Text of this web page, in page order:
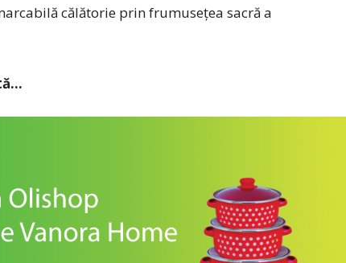
călătorie prin frumusețea sacră a